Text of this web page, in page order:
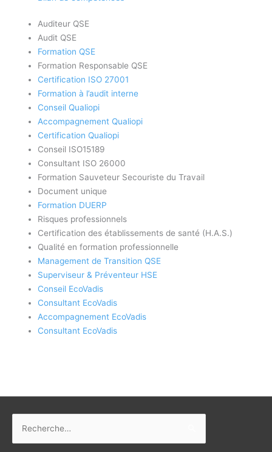
Auditeur QSE
Audit QSE
Formation QSE
Formation Responsable QSE
Certification ISO 27001
Formation à l’audit interne
Conseil Qualiopi
Accompagnement Qualiopi
Certification Qualiopi
Conseil ISO15189
Consultant ISO 26000
Formation Sauveteur Secouriste du Travail
Document unique
Formation DUERP
Risques professionnels
Certification des établissements de santé (H.A.S.)
Qualité en formation professionnelle
Management de Transition QSE
Superviseur & Préventeur HSE
Conseil EcoVadis
Consultant EcoVadis
Accompagnement EcoVadis
Consultant EcoVadis